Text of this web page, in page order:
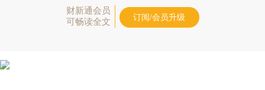
财新通会员
可畅读全文
订阅/会员升级